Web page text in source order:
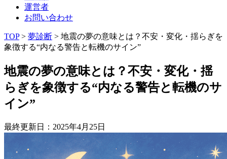
運営者
お問い合わせ
TOP> 夢診断 > 地震の夢の意味とは？不安・変化・揺らぎを
象徴する“内なる警告と転機のサイン”
地震の夢の意味とは？不安・変化・揺
らぎを象徴する“内なる警告と転機のサ
イン”
最終更新日：2025年4月25日